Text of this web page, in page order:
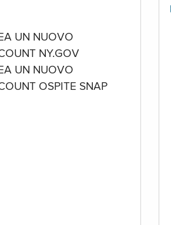
UN NUOVO
NY.GOV
UN NUOVO
OSPITE SNAP